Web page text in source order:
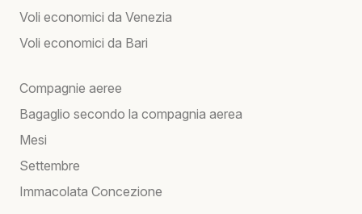
Voli economici da Venezia
Voli economici da Bari
Compagnie aeree
Bagaglio secondo la compagnia aerea
Mesi
Settembre
Immacolata Concezione